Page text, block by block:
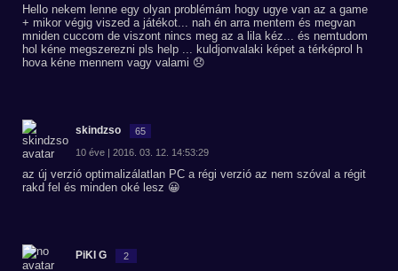
Hello nekem lenne egy olyan problémám hogy ugye van az a game
+ mikor végig viszed a játékot... nah én arra mentem és megvan
mniden cuccom de viszont nincs meg az a lila kéz... és nemtudom
hol kéne megszerezni pls help ... kuldjonvalaki képet a térképrol h
hova kéne mennem vagy valami 😞
skindzso 65
10 éve | 2016. 03. 12. 14:53:29
az új verzió optimalizálatlan PC a régi verzió az nem szóval a régit
rakd fel és minden oké lesz 😀
PiKI G 2